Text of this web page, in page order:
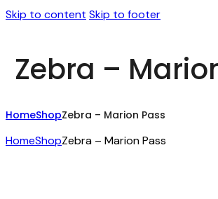
Skip to content Skip to footer
Zebra –
HomeShopZebra – Marion Pass
HomeShopZebra – Marion Pass